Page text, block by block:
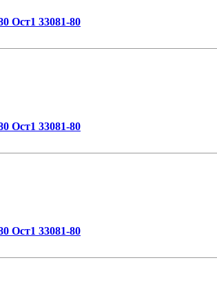
Ост1 33081-80
Ост1 33081-80
Ост1 33081-80